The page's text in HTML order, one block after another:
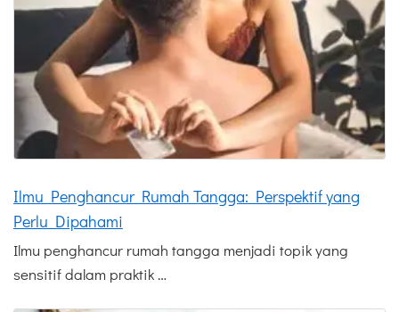
Ilmu Penghancur Rumah Tangga: Perspektif yang
Perlu Dipahami
Ilmu penghancur rumah tangga menjadi topik yang
sensitif dalam praktik …